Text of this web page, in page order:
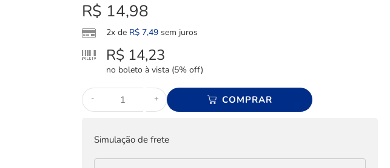
R$ 14,98
2x de R$ 7,49 sem juros
R$ 14,23
no boleto à vista (5% off)
- + COMPRAR
Simulação de frete